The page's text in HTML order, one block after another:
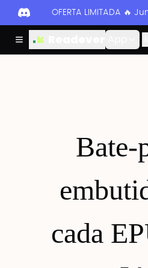
OFERTA LIMITADA 🔥
Bate-
cada